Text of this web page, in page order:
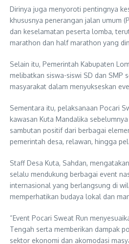
Dirinya juga menyoroti pentingnya
khususnya penerangan jalan umum
dan keselamatan peserta lomba,
marathon dan half marathon yang
Selain itu, Pemerintah Kabupaten
melibatkan siswa-siswi SD dan SMP
masyarakat dalam menyukseskan
Sementara itu, pelaksanaan Pocari
kawasan Kuta Mandalika
sambutan positif dari berbagai
pemerintah desa, relawan, hingga
Staff Desa Kuta, Sahdan,
selalu mendukung berbagai event
internasional yang berlangsung di
memperhatikan budaya lokal dan
“Event Pocari Sweat Run
Tengah serta memberikan dampak
sektor ekonomi dan akomodasi